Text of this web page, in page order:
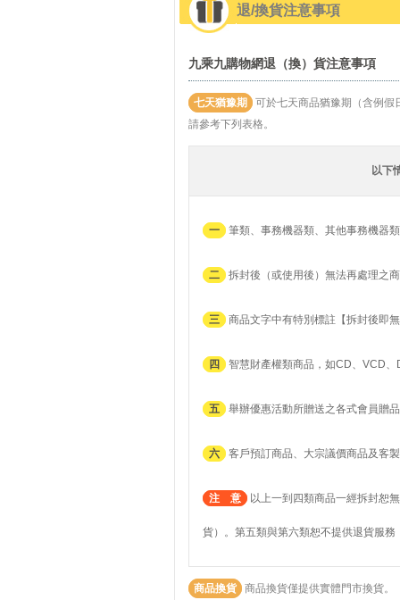
退/換貨注意事項
九乘九購物網退（換）貨注意事項
七天猶豫期
可於七天商品猶豫期（含例假
請參考下列表格。
以下
一 筆類、事務機器類、其他事務機器
二 拆封後（或使用後）無法再處理之
三 商品文字中有特別標註【拆封後即
四 智慧財產權類商品，如CD、VCD
五 舉辦優惠活動所贈送之各式會員贈品
六 客戶預訂商品、大宗議價商品及客
注 意 以上一到四類商品一經拆封恕
貨）。第五類與第六類恕不提供退貨服
商品換貨 商品換貨僅提供實體門市換貨。